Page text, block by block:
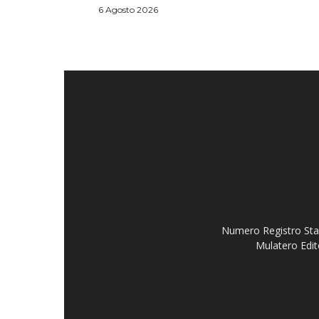
6 Agosto 2026
Numero Registro
Mulatero